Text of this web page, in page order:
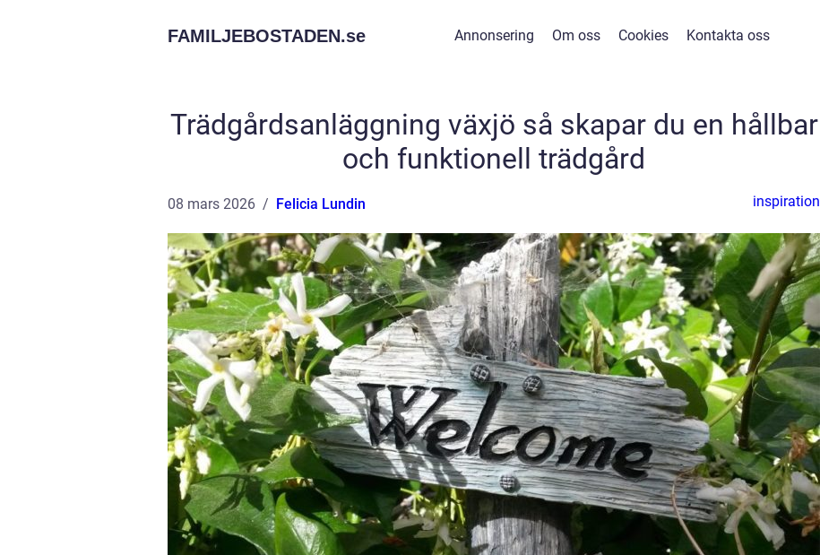
FAMILJEBOSTADEN.se Annonsering Om oss Cookies Kontakta oss
Trädgårdsanläggning växjö så skapar du en hållbar
och funktionell trädgård
08 mars 2026 Felicia Lundin inspiration